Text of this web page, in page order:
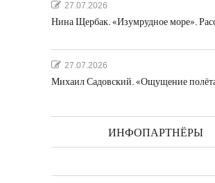
27.07.2026
Нина Щербак. «Изумрудное море».
27.07.2026
Михаил Садовский. «Ощущение
ИНФОПАРТНЁРЫ